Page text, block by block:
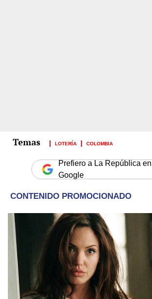
LOTERÍA COLOMBIA
Prefiero a La República en
Google